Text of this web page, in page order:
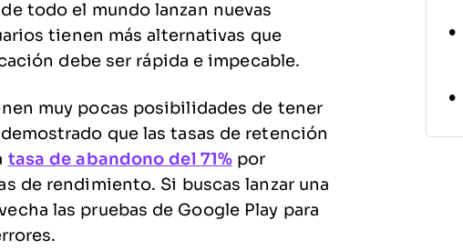
todo el mundo lanzan nuevas
tienen más alternativas que
debe ser rápida e impecable.
muy pocas posibilidades de tener
que las tasas de retención
tasa de abandono del 71% por
de rendimiento. Si buscas lanzar una
las pruebas de Google Play para